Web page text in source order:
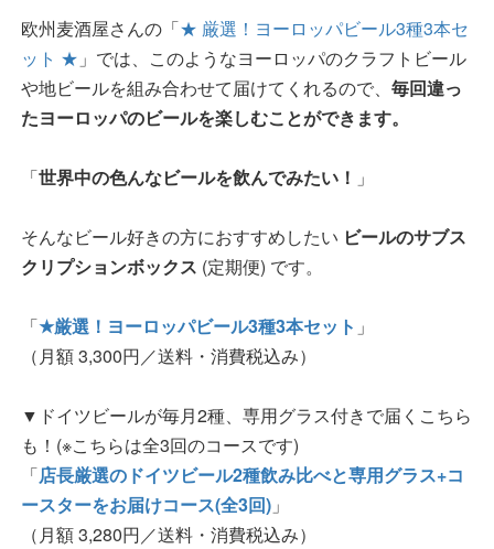
欧州麦酒屋さんの「★ 厳選！ヨーロッパビール3種3本セ
ット ★ 」では、このようなヨーロッパのクラフトビール
や地ビールを組み合わせて届けてくれるので、 毎回違っ
たヨーロッパのビールを楽しむことができます。
「世界中の色んなビールを飲んでみたい！ 」
そんなビール好きの方におすすめしたい ビールのサブス
クリプションボックス (定期便) です。
「★厳選！ヨーロッパビール3種3本セット 」
（月額 3,300円／送料・消費税込み）
▼ドイツビールが毎月2種、専用グラス付きで届くこちら
も！(※こちらは全3回のコースです)
「店長厳選のドイツビール2種飲み比べと専用グラス+コ
ースターをお届けコース(全3回) 」
（月額 3,280円／送料・消費税込み）